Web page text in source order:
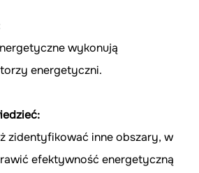
wykonują
energetyczni.
zidentyfikować inne obszary, w
efektywność energetyczną